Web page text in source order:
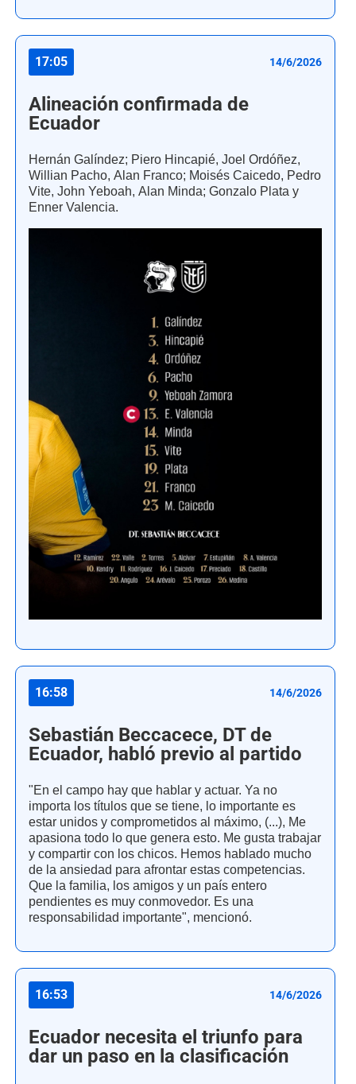
17:05 14/6/2026
Alineación confirmada de
Ecuador
Hernán Galíndez; Piero Hincapié, Joel Ordóñez,
Willian Pacho, Alan Franco; Moisés Caicedo, Pedro
Vite, John Yeboah, Alan Minda; Gonzalo Plata y
Enner Valencia.
16:58 14/6/2026
Sebastián Beccacece, DT de
Ecuador, habló previo al partido
"En el campo hay que hablar y actuar. Ya no
importa los títulos que se tiene, lo importante es
estar unidos y comprometidos al máximo, (...), Me
apasiona todo lo que genera esto. Me gusta trabajar
y compartir con los chicos. Hemos hablado mucho
de la ansiedad para afrontar estas competencias.
Que la familia, los amigos y un país entero
pendientes es muy conmovedor. Es una
responsabilidad importante", mencionó.
16:53 14/6/2026
Ecuador necesita el triunfo para
dar un paso en la clasificación